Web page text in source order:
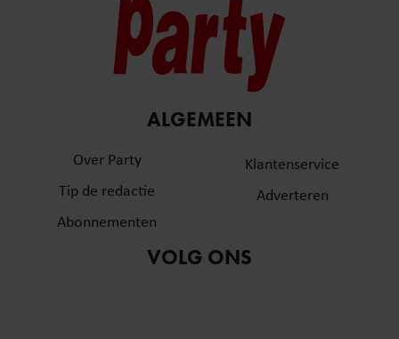
ALGEMEEN
Over Party
Tip de redactie
Abonnementen
Klantenservice
Adverteren
VOLG ONS